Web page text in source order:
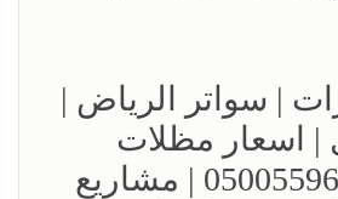
| سواتر الرياض |
| اسعار مظلات
الحدائق | 0500559613 | مشاريع